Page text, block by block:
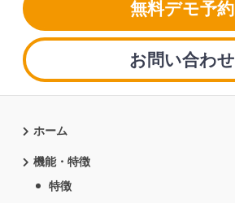
無料デモ予約
お問い合わせ
ホーム
機能・特徴
特徴